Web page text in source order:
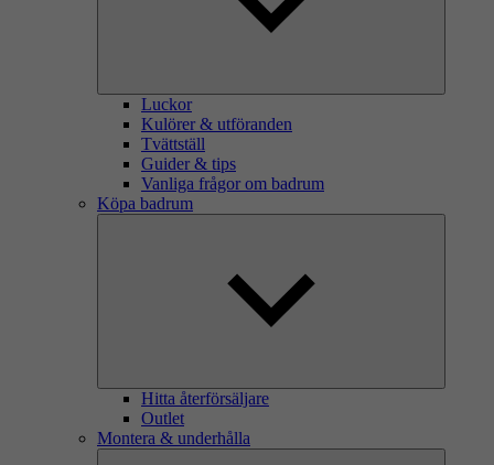
Luckor
Kulörer & utföranden
Tvättställ
Guider & tips
Vanliga frågor om badrum
Köpa badrum
Hitta återförsäljare
Outlet
Montera & underhålla